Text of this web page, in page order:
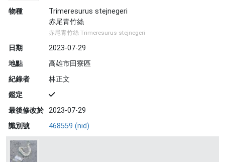
物種
Trimeresurus stejnegeri
赤尾青竹絲
赤尾青竹絲 Trimeresurus stejnegeri
日期
2023-07-29
地點
高雄市田寮區
紀錄者
林正文
鑑定
最後修改於 2023-07-29
識別號
468559 (nid)